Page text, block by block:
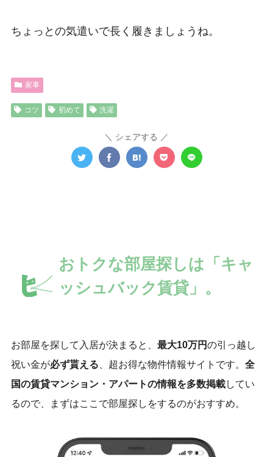
ちょっとの気遣いで長く履きましょうね。
家事
コツ 初めて 洗濯
シェアする
おトクな部屋探しは「キャ
ッシュバック賃貸」。
お部屋を探して入居が決まると、 最大10万円の引っ越し
祝い金が必ず貰える、超お得な物件情報サイトです。 全
国の賃貸マンション・アパートの情報を多数掲載してい
るので、まずはここで部屋探しをするのがおすすめ。